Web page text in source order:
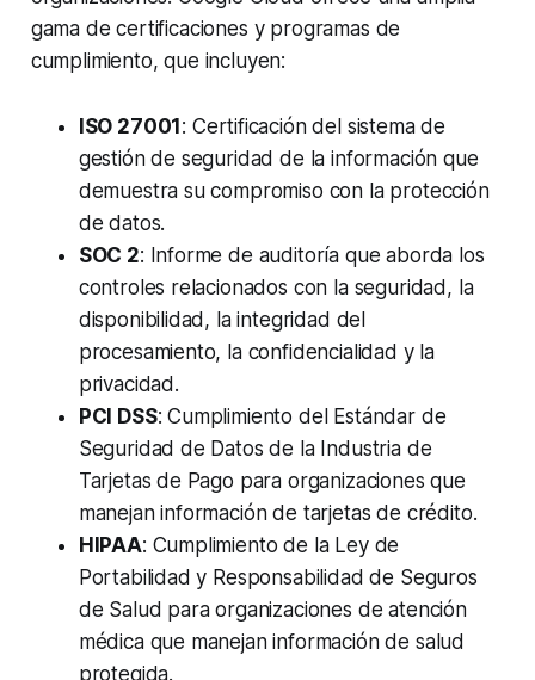
gama de certificaciones y programas de
cumplimiento, que incluyen:
ISO 27001 : Certificación del sistema de
gestión de seguridad de la información que
demuestra su compromiso con la protección
de datos.
SOC 2: Informe de auditoría que aborda los
controles relacionados con la seguridad, la
disponibilidad, la integridad del
procesamiento, la confidencialidad y la
privacidad.
PCI DSS: Cumplimiento del Estándar de
Seguridad de Datos de la Industria de
Tarjetas de Pago para organizaciones que
manejan información de tarjetas de crédito.
HIPAA: Cumplimiento de la Ley de
Portabilidad y Responsabilidad de Seguros
de Salud para organizaciones de atención
médica que manejan información de salud
protegida.